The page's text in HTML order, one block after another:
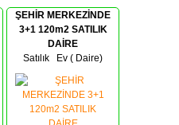
ŞEHİR MERKEZİNDE
3+1 120m2 SATILIK
DAİRE
Satılık Ev ( Daire)